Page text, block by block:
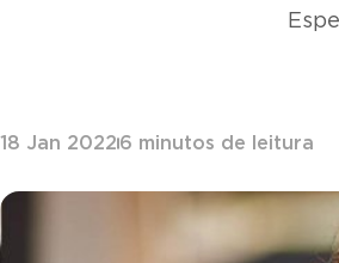
18 Jan 2022 6 minutos de leitura